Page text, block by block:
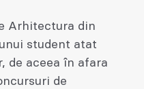
Arhitectura din
student atat
de aceea în afara
de